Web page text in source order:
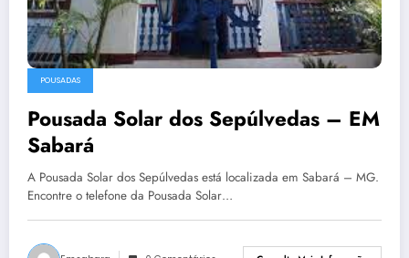
POUSADAS
Pousada Solar dos Sepúlvedas – EM
Sabará
A Pousada Solar dos Sepúlvedas está localizada em Sabará – MG.
Encontre o telefone da Pousada Solar…